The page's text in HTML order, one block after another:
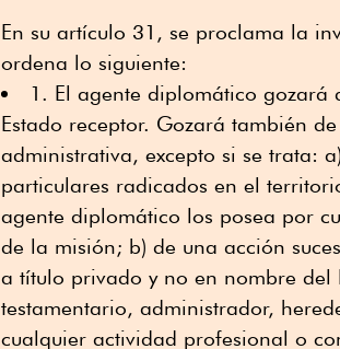
En su artículo 31, se proclama la
ordena lo siguiente:
1. El agente diplomático
Estado receptor. Gozará también
administrativa, excepto si se trata:
particulares radicados en el
agente diplomático los posea por
de la misión; b) de una acción
a título privado y no en nombre del
testamentario, administrador,
cualquier actividad profesional o